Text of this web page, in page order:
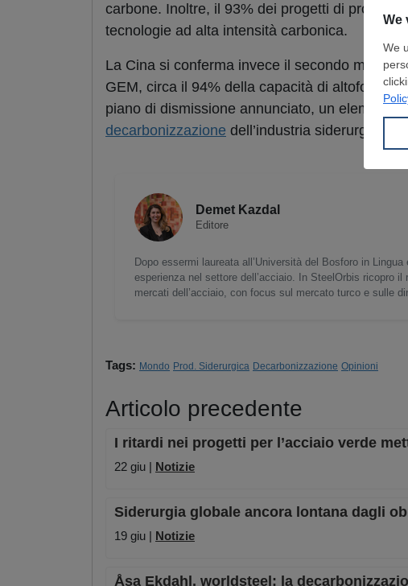
carbone. Inoltre, il 93% dei progetti di
tecnologie ad alta intensità carbonica.
La Cina si conferma invece il secondo
GEM, circa il 94% della capacità di altoforno
piano di dismissione annunciato, un
decarbonizzazione dell’industria siderurgica
Demet Kazdal
Editore
Dopo essermi laureata all’Università del Bosforo in
esperienza nel settore dell’acciaio. In SteelOrbis ricopro
mercati dell’acciaio, con focus sul mercato turco e sulle
Tags: Mondo Prod. Siderurgica Decarbonizzazione Opinioni
Articolo precedente
I ritardi nei progetti per l’acciaio verde
22 giu | Notizie
Siderurgia globale ancora lontana dagli
19 giu | Notizie
Åsa Ekdahl, worldsteel: la